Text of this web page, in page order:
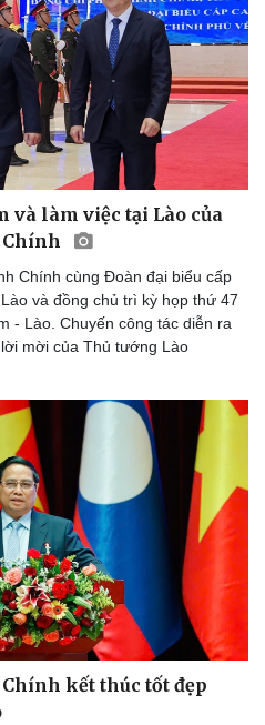
Ô tô - Xe máy
Ô tô
Xe máy
Tư vấn
Công nghệ
Sành điệu
Tin Công nghệ
Trải nghiệm
Chuyển đổi số
và làm việc tại Lào của
Chính cùng Đoàn đại biểu cấp
và đồng chủ trì kỳ họp thứ 47
- Lào. Chuyến công tác diễn ra
mời của Thủ tướng Lào
kết thúc tốt đẹp